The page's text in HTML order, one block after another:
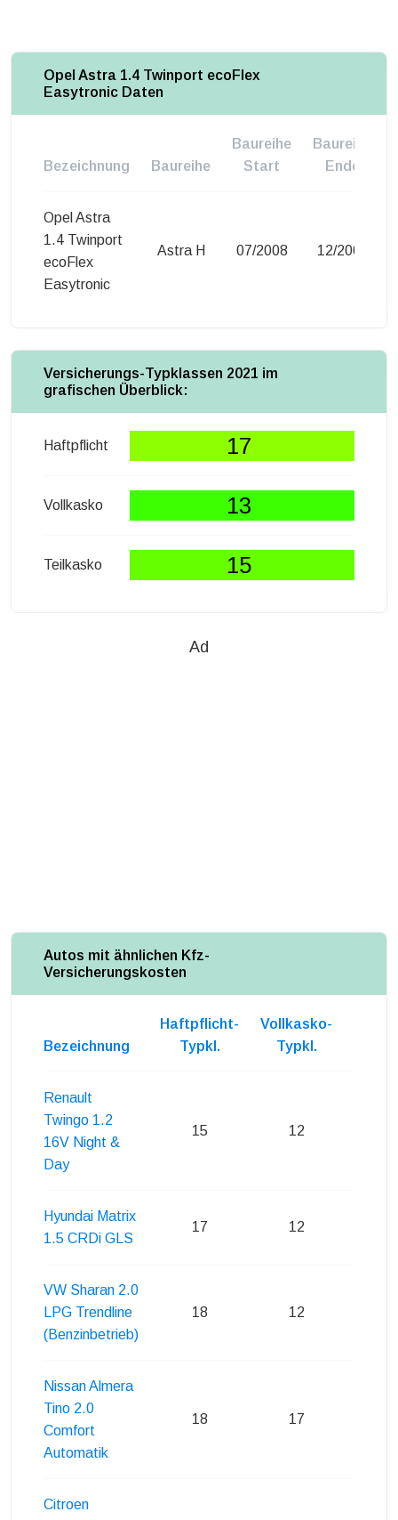
Opel Astra 1.4 Twinport ecoFlex
Easytronic Daten
Bezeichnung Baureihe
Baureihe
Start
Baureihe
Ende
Opel Astra
1.4 Twinport
ecoFlex
Easytronic
Astra H 07/2008 12/2008
Versicherungs-Typklassen 2021 im
grafischen Überblick:
Haftpflicht 17
Vollkasko 13
Teilkasko 15
Ad
Autos mit ähnlichen Kfz-
Versicherungskosten
Bezeichnung
Haftpflicht-
Typkl.
Vollkasko-
Typkl.
Renault
Twingo 1.2
16V Night &
Day
15 12
Hyundai Matrix
1.5 CRDi GLS
17 12
VW Sharan 2.0
LPG Trendline
(Benzinbetrieb)
18 12
Nissan Almera
Tino 2.0
Comfort
Automatik
18 17
Citroen